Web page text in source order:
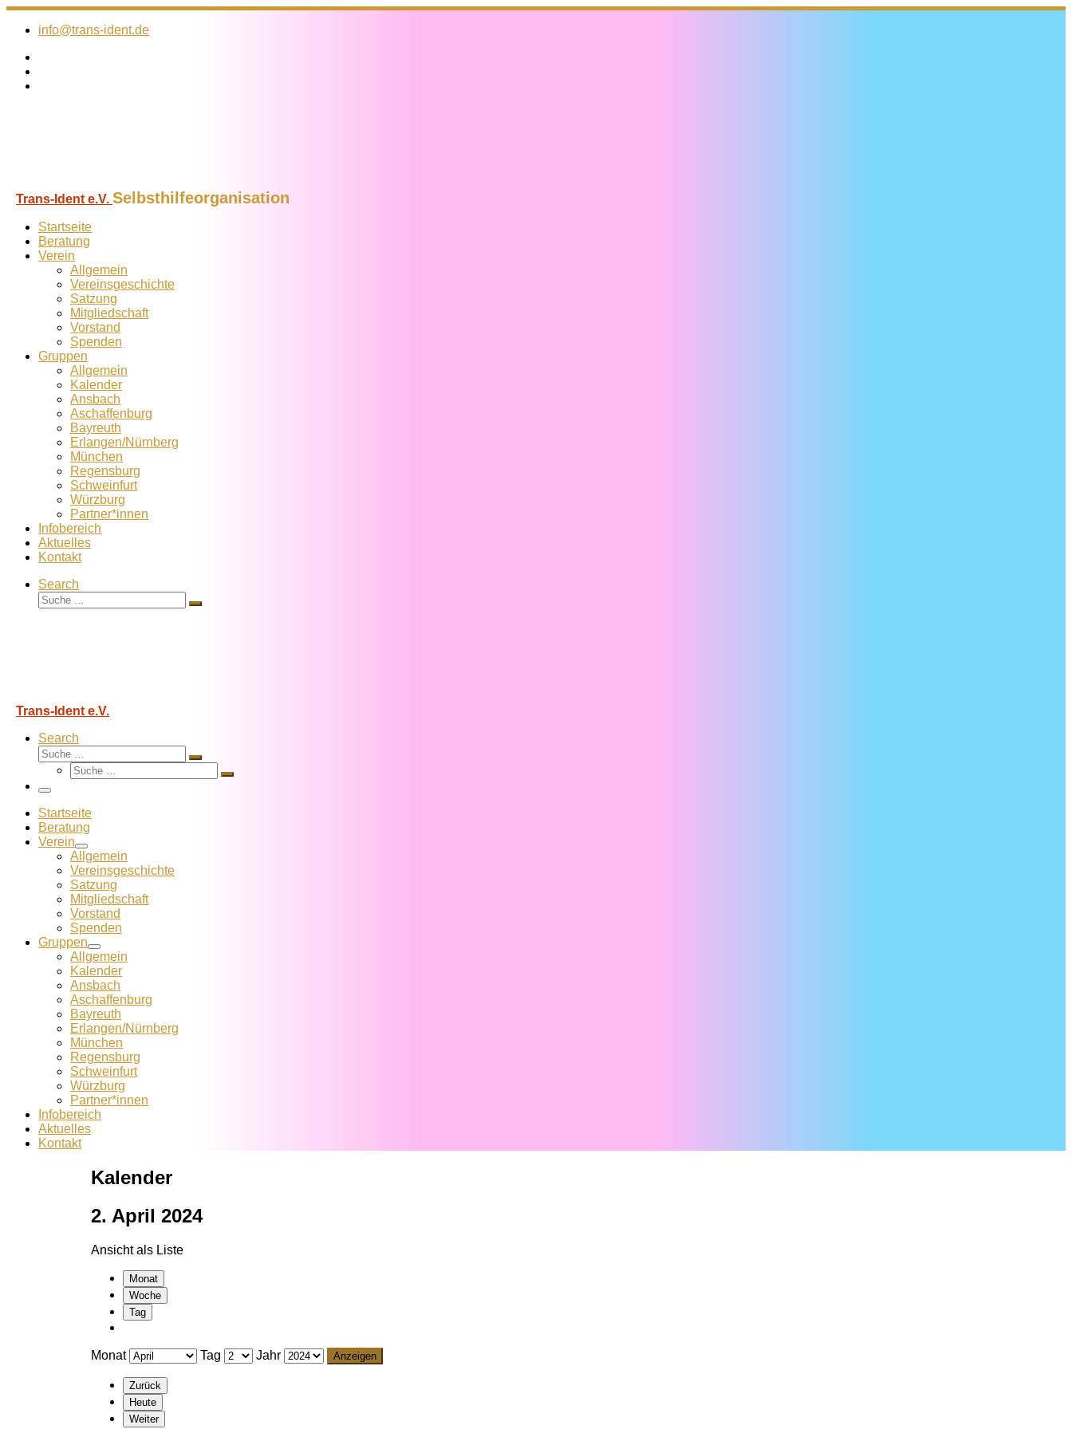
Zum
Inhalt
info@trans-ident.de
Trans-Ident e.V. Selbsthilfeorganisation
Startseite
Beratung
Verein
Allgemein
Vereins­geschichte
Satzung
Mitglied­schaft
Vorstand
Spenden
Gruppen
Allgemein
Kalender
Ansbach
Aschaffenburg
Bayreuth
Erlangen/Nürnberg
München
Regensburg
Schweinfurt
Würzburg
Partner*innen
Infobereich
Aktuelles
Kontakt
Search
Suche
Suche
Trans-Ident e.V.
Search
Suche
Suche
Suche
Suche
Menü
Startseite
Beratung
Verein
Allgemein
Vereins­geschichte
Satzung
Mitglied­schaft
Vorstand
Spenden
Gruppen
Allgemein
Kalender
Ansbach
Aschaffenburg
Bayreuth
Erlangen/Nürnberg
München
Regensburg
Schweinfurt
Würzburg
Partner*innen
Infobereich
Aktuelles
Kontakt
Kalender
2. April 2024
Ansicht als Liste
Monat
Woche
Tag
Monat Tag Jahr
Zurück
Heute
Weiter